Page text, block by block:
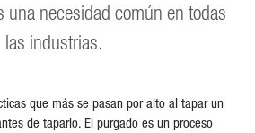
una necesidad común en todas
las industrias.
que más se pasan por alto al tapar un
de taparlo. El purgado es un proceso